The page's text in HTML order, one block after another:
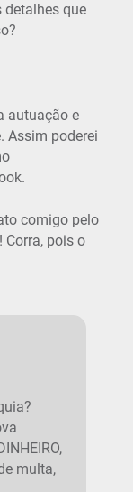
detalhes que
autuação e
Assim poderei
comigo pelo
! Corra, pois o
multa,